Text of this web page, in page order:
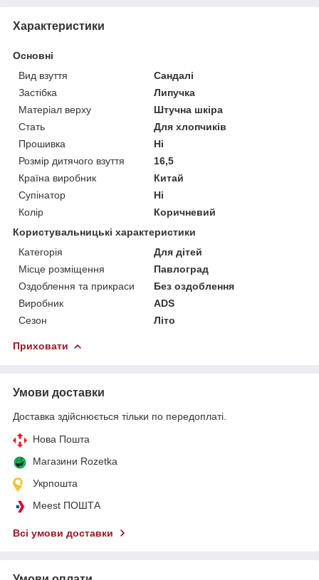
Характеристики
Основні
Вид взуття
Сандалі
Застібка
Липучка
Матеріал верху
Штучна шкіра
Стать
Для хлопчиків
Прошивка
Ні
Розмір дитячого взуття
16,5
Країна виробник
Китай
Супінатор
Ні
Колір
Коричневий
Користувальницькі характеристики
Категорія
Для дітей
Місце розміщення
Павлоград
Оздоблення та прикраси
Без оздоблення
Виробник
АDS
Сезон
Літо
Приховати
Умови доставки
Доставка здійснюється тільки по передоплаті.
Нова Пошта
Магазини Rozetka
Укрпошта
Meest ПОШТА
Всі умови доставки